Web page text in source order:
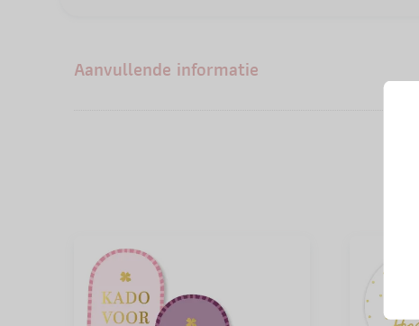
Aanvullende informatie